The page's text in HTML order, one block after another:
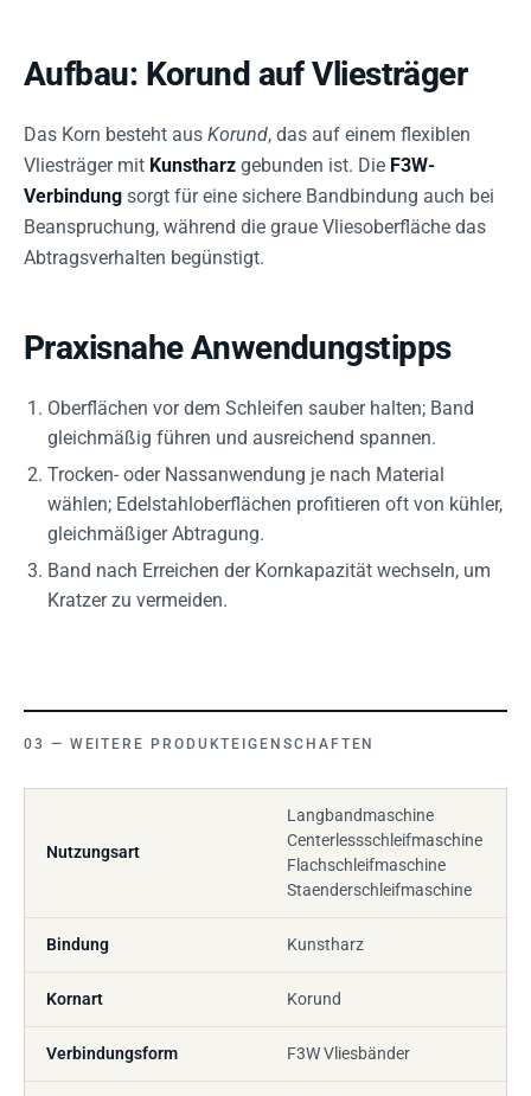
Aufbau: Korund auf Vliesträger
Das Korn besteht aus Korund, das auf einem flexiblen
Vliesträger mit Kunstharz gebunden ist. Die F3W-
Verbindung sorgt für eine sichere Bandbindung auch bei
Beanspruchung, während die graue Vliesoberfläche das
Abtragsverhalten begünstigt.
Praxisnahe Anwendungstipps
Oberflächen vor dem Schleifen sauber halten; Band
gleichmäßig führen und ausreichend spannen.
Trocken- oder Nassanwendung je nach Material
wählen; Edelstahloberflächen profitieren oft von kühler,
gleichmäßiger Abtragung.
Band nach Erreichen der Kornkapazität wechseln, um
Kratzer zu vermeiden.
WEITERE PRODUKTEIGENSCHAFTEN
Nutzungsart
Langbandmaschine
Centerlessschleifmaschine
Flachschleifmaschine
Staenderschleifmaschine
Bindung Kunstharz
Kornart Korund
Verbindungsform F3W Vliesbänder